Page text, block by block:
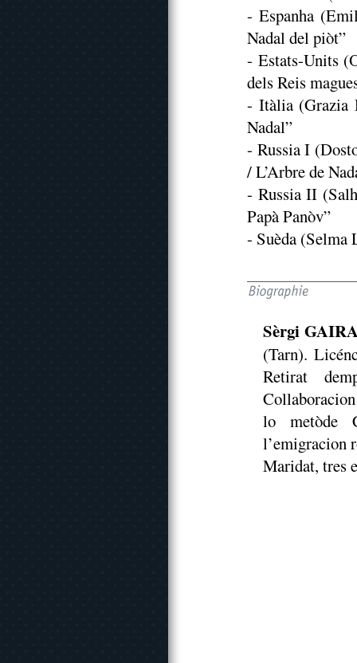
- Espanha
Nadal del piòt”
- Estats-Units
dels Reis
- Itàlia (Grazia
Nadal”
- Russia I
/ L’Arbre de
- Russia II
Papà Panòv”
- Suèda (Selma
Sèrgi
(Tarn).
Retirat
lo metòde
l’emigracion
Maridat, tres